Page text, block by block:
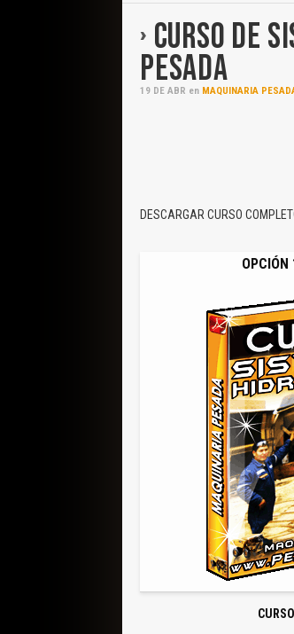
CURSO DE
PESADA
19 DE ABR en MAQUINARIA
DESCARGAR CURSO
OPCIÓN